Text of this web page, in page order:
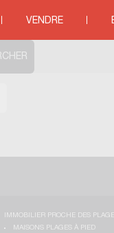
VENDRE
IMMOBILIER PROCHE DES
MAISONS PLAGES À PIED